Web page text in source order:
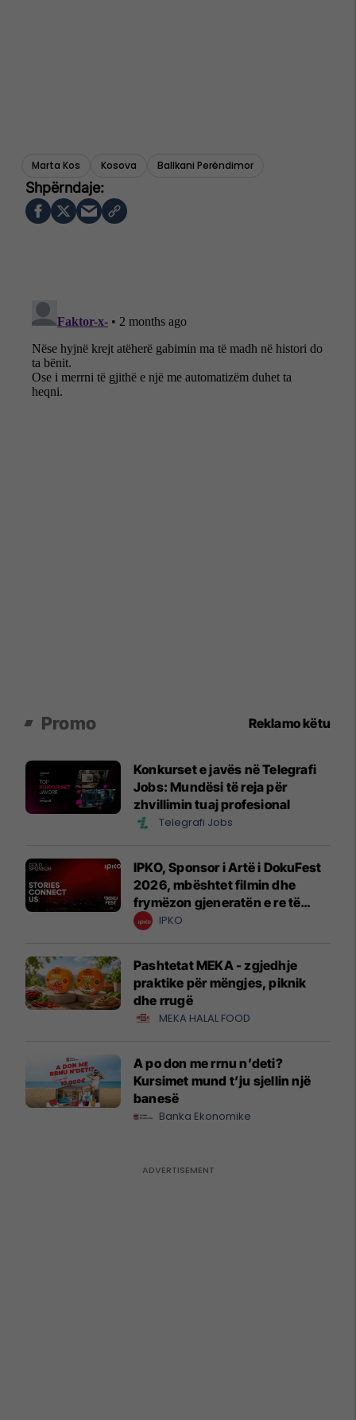
Marta Kos Kosova Ballkani Perëndimor
Promo Reklamo këtu
Konkurset e javës në Telegrafi
Jobs: Mundësi të reja për
zhvillimin tuaj profesional
Telegrafi Jobs
IPKO, Sponsor i Artë i DokuFest
2026, mbështet filmin dhe
frymëzon gjeneratën e re të
krijuesve
IPKO
Pashtetat MEKA - zgjedhje
praktike për mëngjes, piknik
dhe rrugë
MEKA HALAL FOOD
A po don me rrnu n’deti?
Kursimet mund t’ju sjellin një
banesë
Banka Ekonomike